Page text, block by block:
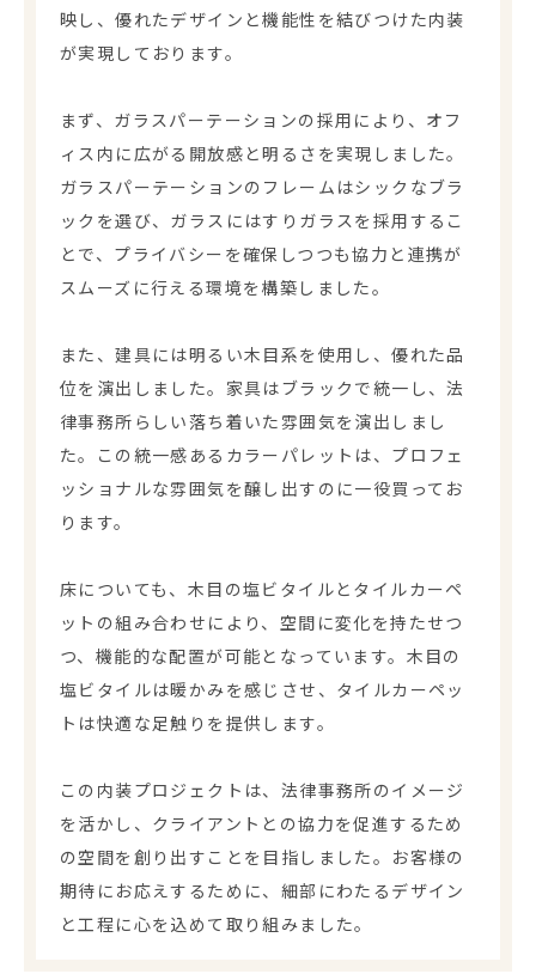
映し、優れたデザインと機能性を結びつけた内装
が実現しております。
まず、ガラスパーテーションの採用により、オフ
ィス内に広がる開放感と明るさを実現しました。
ガラスパーテーションのフレームはシックなブラ
ックを選び、ガラスにはすりガラスを採用するこ
とで、プライバシーを確保しつつも協力と連携が
スムーズに行える環境を構築しました。
また、建具には明るい木目系を使用し、優れた品
位を演出しました。家具はブラックで統一し、法
律事務所らしい落ち着いた雰囲気を演出しまし
た。この統一感あるカラーパレットは、プロフェ
ッショナルな雰囲気を醸し出すのに一役買ってお
ります。
床についても、木目の塩ビタイルとタイルカーペ
ットの組み合わせにより、空間に変化を持たせつ
つ、機能的な配置が可能となっています。木目の
塩ビタイルは暖かみを感じさせ、タイルカーペッ
トは快適な足触りを提供します。
この内装プロジェクトは、法律事務所のイメージ
を活かし、クライアントとの協力を促進するため
の空間を創り出すことを目指しました。お客様の
期待にお応えするために、細部にわたるデザイン
と工程に心を込めて取り組みました。